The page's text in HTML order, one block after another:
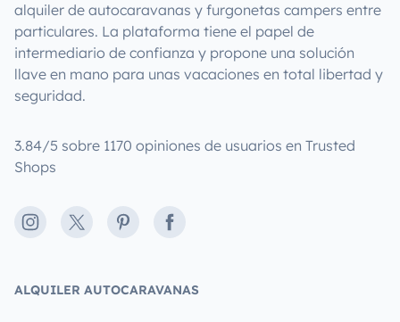
alquiler de autocaravanas y furgonetas campers entre
particulares. La plataforma tiene el papel de
intermediario de confianza y propone una solución
llave en mano para unas vacaciones en total libertad y
seguridad.
3.84/5 sobre 1170 opiniones de usuarios en Trusted
Shops
Instagram
X PinterestFacebook
ALQUILER AUTOCARAVANAS